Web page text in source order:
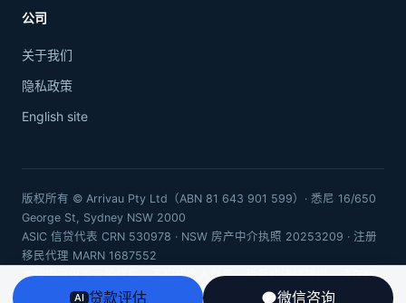
公司
关于我们
隐私政策
English site
版权所有 © Arrivau Pty Ltd（ABN 81 643 901 599）· 悉尼 16/650
George St, Sydney NSW 2000
ASIC 信贷代表 CRN 530978 · NSW 房产中介执照 20253209 · 注册
移民代理 MARN 1687552
本站内容仅为一般信息，不构成个人财务、税务或法律建议。请在行
动前咨询持牌专业人士。
AI 贷款评估 微信咨询